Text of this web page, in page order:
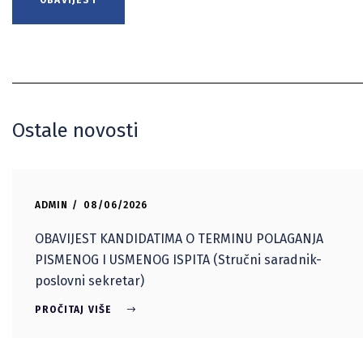
Ostale novosti
ADMIN 08/06/2026
OBAVIJEST KANDIDATIMA O TERMINU POLAGANJA
PISMENOG I USMENOG ISPITA (Stručni saradnik-
poslovni sekretar)
PROČITAJ VIŠE